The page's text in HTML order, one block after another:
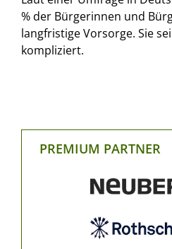
% der Bürgerinnen und
langfristige Vorsorge. Sie
kompliziert.
PREMIUM PARTNER